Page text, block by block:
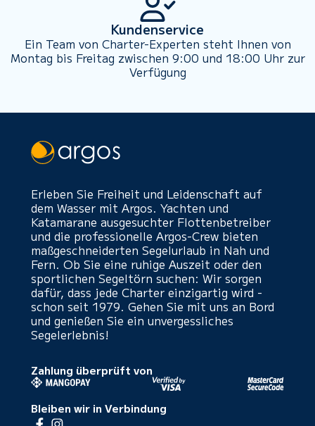
Kundenservice
Ein Team von Charter-Experten steht Ihnen von
Montag bis Freitag zwischen 9:00 und 18:00 Uhr zur
Verfügung
Erleben Sie Freiheit und Leidenschaft auf
dem Wasser mit Argos. Yachten und
Katamarane ausgesuchter Flottenbetreiber
und die professionelle Argos-Crew bieten
maßgeschneiderten Segelurlaub in Nah und
Fern. Ob Sie eine ruhige Auszeit oder den
sportlichen Segeltörn suchen: Wir sorgen
dafür, dass jede Charter einzigartig wird -
schon seit 1979. Gehen Sie mit uns an Bord
und genießen Sie ein unvergessliches
Segelerlebnis!
Zahlung überprüft von
Bleiben wir in Verbindung